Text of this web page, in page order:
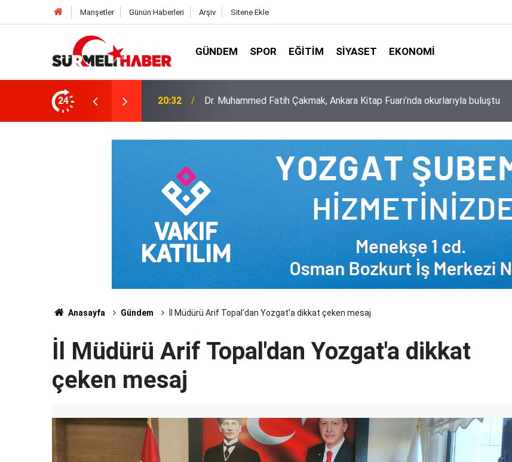
Manşetler Günün Haberleri Arşiv Sitene Ekle
GÜNDEM SPOR EĞITIM SIYASET EKONOMI
24
okurlarıyla buluştu 14:52 Diyanet İşleri Başkanlığı ile Türkiye Diyanet Vakfı milyonları sevindirdi
Anasayfa Gündem İl Müdürü Arif Topal'dan Yozgat'a dikkat çeken mesaj
İl Müdürü Arif Topal'dan Yozgat'a dikkat
çeken mesaj